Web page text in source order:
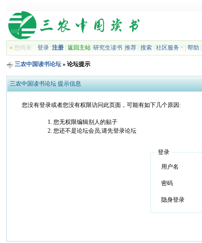
» 您尚未登录 注册 |返回主站 |研究生读书 |推荐 |搜索 |社区服务 |帮助
三农中国读书论坛 » 论坛提示
三农中国读书论坛 提示信息
您没有登录或者您没有权限访问此页面，可能有如下几个原因:
您无权限编辑别人的贴子
您还不是论坛会员,请先登录论坛
登录
用户名
密码
隐身登录